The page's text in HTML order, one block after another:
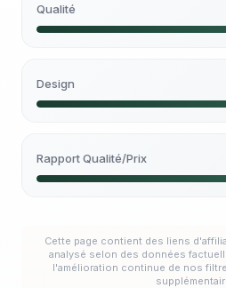
Qualité
Design
Rapport Qualité/Prix
Cette page contient des liens
analysé selon des données
l'amélioration continue de nos